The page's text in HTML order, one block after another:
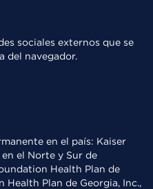
sociales externos que se
del navegador.
en el país: Kaiser
el Norte y Sur de
Health Plan de
Health Plan de Georgia, Inc.,